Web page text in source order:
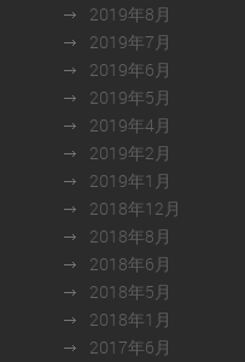
2019年8月
2019年7月
2019年6月
2019年5月
2019年4月
2019年2月
2019年1月
2018年12月
2018年8月
2018年6月
2018年5月
2018年1月
2017年6月